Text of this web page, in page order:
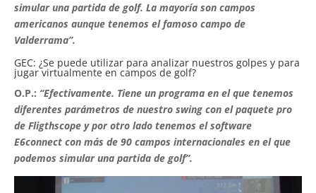
simular una partida de golf. La mayoría son campos
americanos aunque tenemos el famoso campo de
Valderrama”.
GEC: ¿Se puede utilizar para analizar nuestros golpes y para
jugar virtualmente en campos de golf?
O.P.: “Efectivamente. Tiene un programa en el que tenemos
diferentes parámetros de nuestro swing con el paquete pro
de Fligthscope y por otro lado tenemos el software
E6connect con más de 90 campos internacionales en el que
podemos simular una partida de golf”.